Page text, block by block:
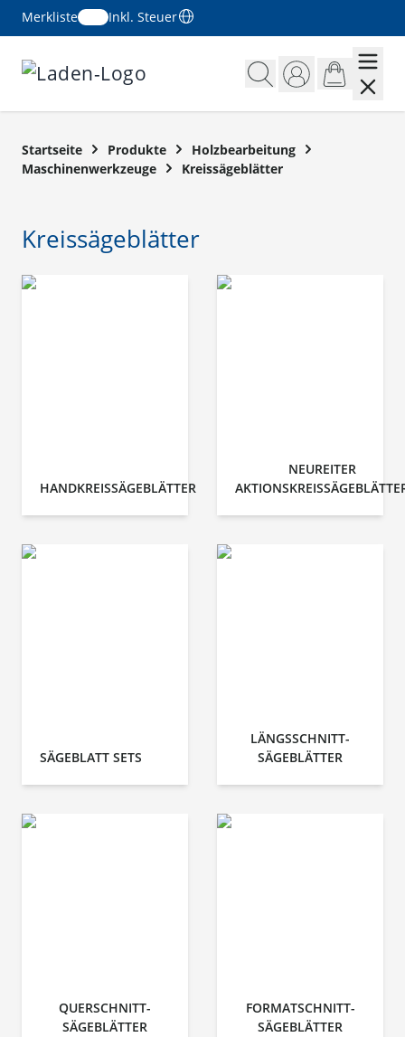
Merkliste
Inkl. Steuer
Startseite Produkte
Holzbearbeitung
Maschinenwerkzeuge
Kreissägeblätter
Kreissägeblätter
HANDKREISSÄGEBLÄTTER
NEUREITER
SÄGEBLATT SETS
LÄNGSSCHNITT-
SÄGEBLÄTTER
QUERSCHNITT-
SÄGEBLÄTTER
FORMATSCHNITT-
SÄGEBLÄTTER